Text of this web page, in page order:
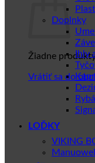
Žiadne
Vrátiť sa do
Doplnky
Ihly
LOĎKY
VIKING